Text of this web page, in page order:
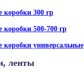
коробки 300 гр
коробки 500-700 гр
коробки универсальные
ленты